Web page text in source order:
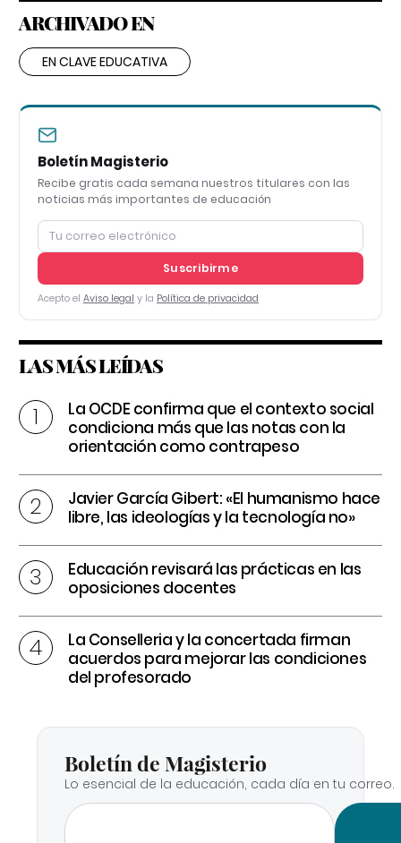
ARCHIVADO EN
EN CLAVE EDUCATIVA
Boletín Magisterio
Recibe gratis cada semana nuestros titulares con las
noticias más importantes de educación
Suscribirme
Acepto el Aviso legal y la Política de privacidad
LAS MÁS LEÍDAS
La OCDE confirma que el contexto social
condiciona más que las notas con la
orientación como contrapeso
Javier García Gibert: «El humanismo hace
libre, las ideologías y la tecnología no»
Educación revisará las prácticas en las
oposiciones docentes
La Conselleria y la concertada firman
acuerdos para mejorar las condiciones
del profesorado
Boletín de Magisterio
Lo esencial de la educación, cada día en tu correo.